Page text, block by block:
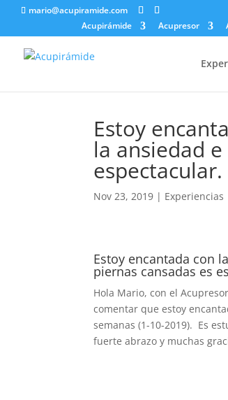
mario@acupiramide.com
Acupirámide
Acupresor
Estoy
la ansiedad
espectacular.
Nov 23, 2019 | Experiencias
Estoy encantada con
piernas cansadas es
Hola Mario, con el
comentar que estoy
semanas (1-10-2019). Es
fuerte abrazo y muchas